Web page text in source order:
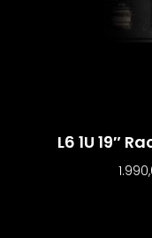
L6 1U 19″